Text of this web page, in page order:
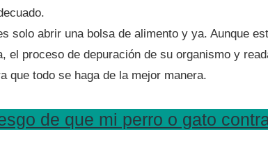
solo abrir una bolsa de alimento y ya. Aunque
proceso de depuración de su organismo y
que todo se haga de la mejor manera.
de que mi perro o gato